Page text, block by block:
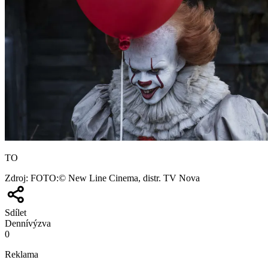
TO
Zdroj: FOTO:© New Line Cinema, distr. TV Nova
Sdílet
Dennívýzva
0
Reklama